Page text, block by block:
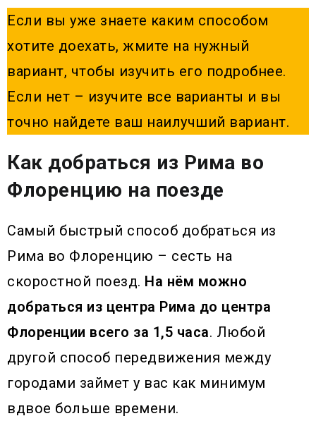
Если вы уже знаете каким способом
хотите доехать, жмите на нужный
вариант, чтобы изучить его подробнее.
Если нет – изучите все варианты и вы
точно найдете ваш наилучший вариант.
Как добраться из Рима во
Флоренцию на поезде
Самый быстрый способ добраться из
Рима во Флоренцию – сесть на
скоростной поезд. На нём можно
добраться из центра Рима до центра
Флоренции всего за 1,5 часа. Любой
другой способ передвижения между
городами займет у вас как минимум
вдвое больше времени.